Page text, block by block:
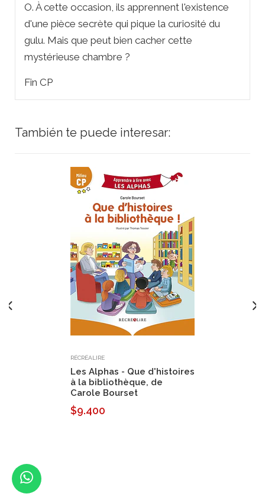
O. À cette occasion, ils apprennent l'existence
d'une pièce secrète qui pique la curiosité du
gulu. Mais que peut bien cacher cette
mystérieuse chambre ?
Fin CP
También te puede interesar:
RÉCRÉALIRE
Les Alphas - Que d'histoires
à la bibliothèque, de
Carole Bourset
$9.400